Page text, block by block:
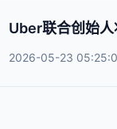
Uber联合创始
2026-05-23